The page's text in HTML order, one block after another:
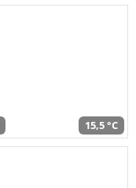
15,5 °C